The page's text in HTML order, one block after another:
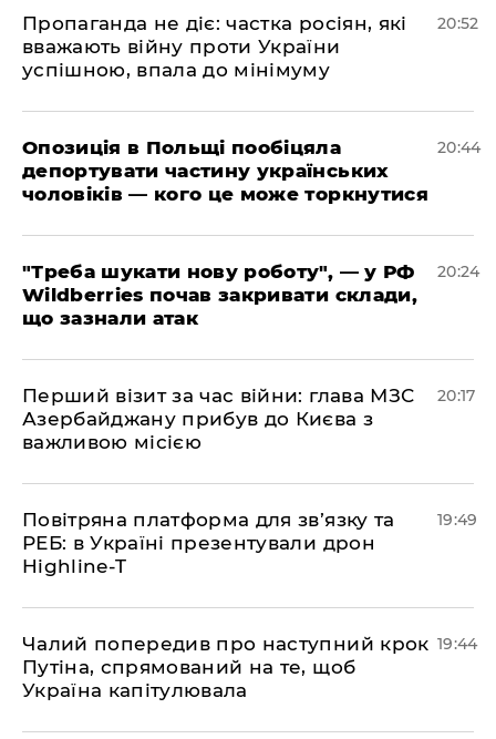
​Пропаганда не діє: частка росіян, які
вважають війну проти України
успішною, впала до мінімуму
20:52
​Опозиція в Польщі пообіцяла
депортувати частину українських
чоловіків — кого це може торкнутися
20:44
​"Треба шукати нову роботу", — у РФ
Wildberries почав закривати склади,
що зазнали атак
20:24
​Перший візит за час війни: глава МЗС
Азербайджану прибув до Києва з
важливою місією
20:17
​Повітряна платформа для зв’язку та
РЕБ: в Україні презентували дрон
Highline-T
19:49
​Чалий попередив про наступний крок
Путіна, спрямований на те, щоб
Україна капітулювала
19:44